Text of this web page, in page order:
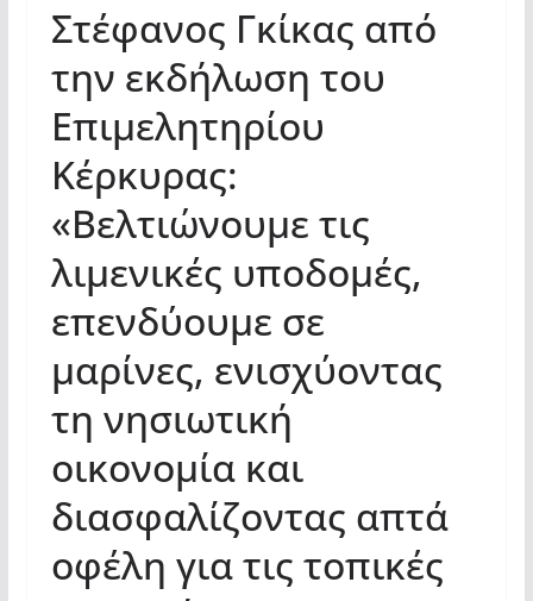
Στέφανος Γκίκας από
την εκδήλωση του
Επιμελητηρίου
Κέρκυρας:
«Βελτιώνουμε τις
λιμενικές υποδομές,
επενδύουμε σε
μαρίνες, ενισχύοντας
τη νησιωτική
οικονομία και
διασφαλίζοντας απτά
οφέλη για τις τοπικές